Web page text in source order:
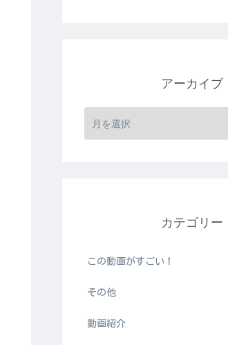
アーカイブ
カテゴリー
この動画がすごい！
その他
動画紹介